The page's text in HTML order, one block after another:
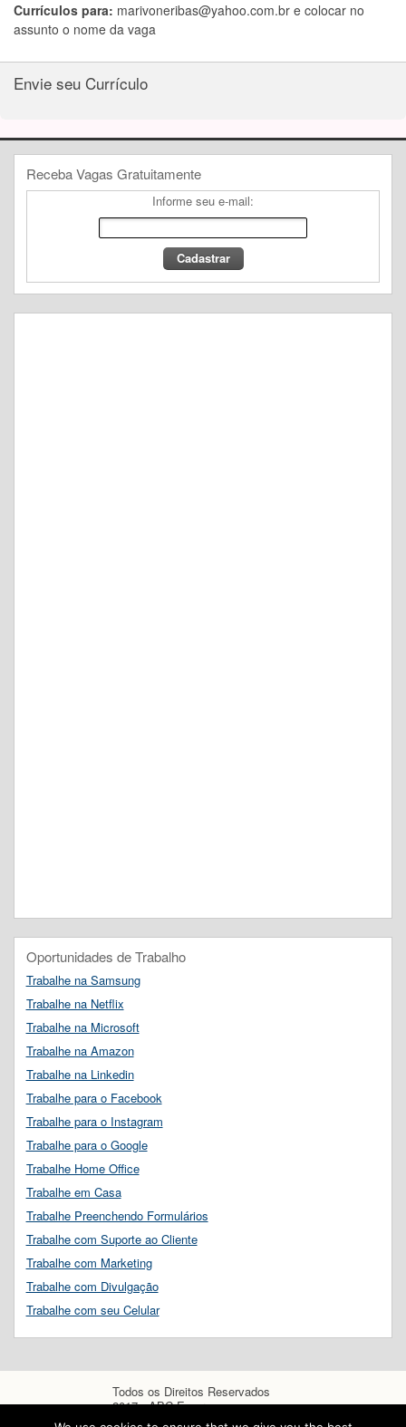
Currículos para: marivoneribas@yahoo.com.br e colocar no
assunto o nome da vaga
Envie seu Currículo
Receba Vagas Gratuitamente
Informe seu e-mail:
Oportunidades de Trabalho
Trabalhe na Samsung
Trabalhe na Netflix
Trabalhe na Microsoft
Trabalhe na Amazon
Trabalhe na Linkedin
Trabalhe para o Facebook
Trabalhe para o Instagram
Trabalhe para o Google
Trabalhe Home Office
Trabalhe em Casa
Trabalhe Preenchendo Formulários
Trabalhe com Suporte ao Cliente
Trabalhe com Marketing
Trabalhe com Divulgação
Trabalhe com seu Celular
Todos os Direitos Reservados
2017 - ABC Empregos